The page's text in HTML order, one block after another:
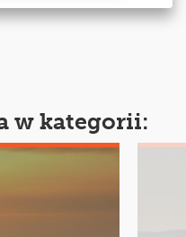
w kategorii: